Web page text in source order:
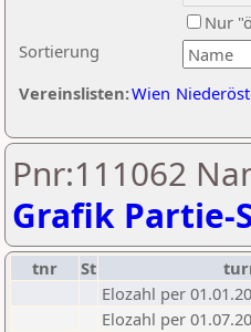
Sortierung
Nur
Vereinslisten:Wien
Pnr:111062
Grafik Partie-
tnr St
Elozahl per
Elozahl per